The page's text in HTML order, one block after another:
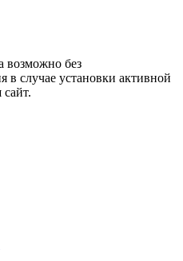
возможно без
в случае установки активной